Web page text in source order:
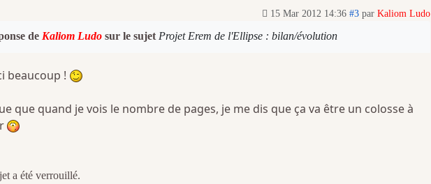
15 Mar 2012 14:36 #3 par Kaliom Ludo
de Kaliom Ludosur le sujet Projet Erem de l'Ellipse : bilan/évolution
beaucoup !
que quand je vois le nombre de pages, je me dis que ça va être un colosse à
a été verrouillé.